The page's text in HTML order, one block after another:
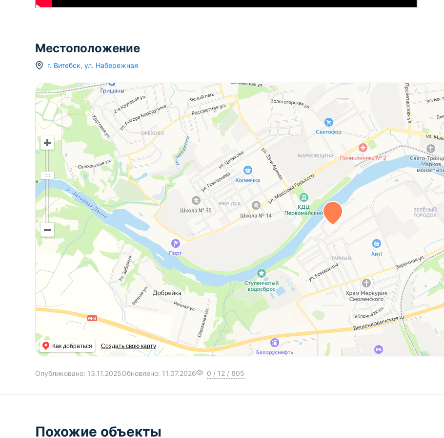
ОДО «Юриэлт», УНП 101214439 Лицензия Министерства юстиции Республики Беларусь №
Местоположение
г. Витебск, ул. Набережная
Как добраться Создать свою карту
Опубликовано: 13.11.2025Обновлено: 11.07.2026 0 / 12 / 805
Похожие объекты